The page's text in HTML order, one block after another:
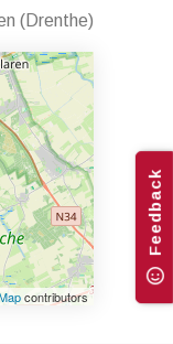
(Drenthe)
contributors
Feedback